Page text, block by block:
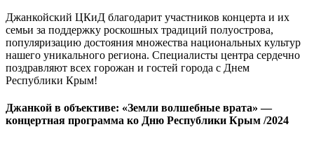
Джанкойский ЦКиД благодарит участников концерта и их
семьи за поддержку роскошных традиций полуострова,
популяризацию достояния множества национальных культур
нашего уникального региона. Специалисты центра сердечно
поздравляют всех горожан и гостей города с Днем
Республики Крым!
Джанкой в объективе: «Земли волшебные врата» —
концертная программа ко Дню Республики Крым /2024